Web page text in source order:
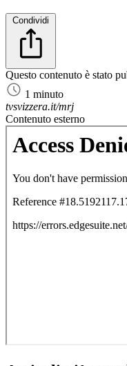
Condividi
Questo contenuto è stato
1 minuto
tvsvizzera.it/mrj
Contenuto esterno